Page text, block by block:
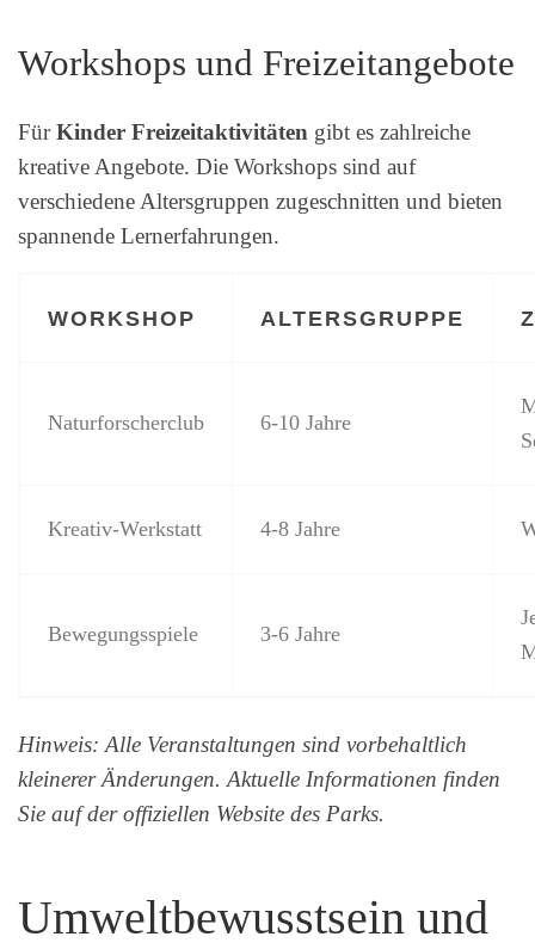
Workshops und Freizeitangebote
FürKinder Freizeitaktivitäten gibt es zahlreiche
kreative Angebote. Die Workshops sind auf
verschiedene Altersgruppen zugeschnitten und bieten
spannende Lernerfahrungen.
WORKSHOP ALTERSGRUPPE
Naturforscherclub 6-10 Jahre
Kreativ-Werkstatt 4-8 Jahre
Bewegungsspiele 3-6 Jahre
Hinweis: Alle Veranstaltungen sind vorbehaltlich
kleinerer Änderungen. Aktuelle Informationen finden
Sie auf der offiziellen Website des Parks.
Umweltbewusstsein und